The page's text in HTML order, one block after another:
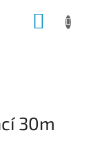
30m